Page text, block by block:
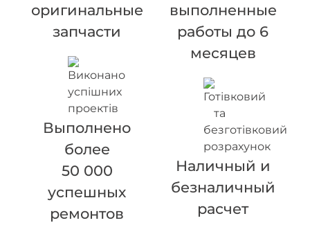
оригинальные
запчасти
Выполнено
более
50 000
успешных
ремонтов
выполненные
работы до 6
месяцев
Наличный и
безналичный
расчет